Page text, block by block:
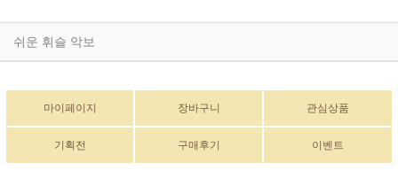
쉬운 휘슬 악보
마이페이지 장바구니 관심상품
기획전 구매후기 이벤트